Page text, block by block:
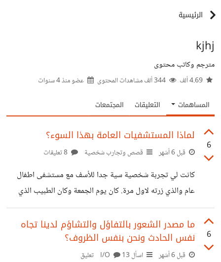
الرئيسية
kjhj
مترجم وكاتب محتوى
عضو منذ4 سنوات
المساهمات التعليقات المجتمعات
6
لماذا المستشفيات العامة بهذا السوء؟
قبل 6 أشهر قصص وتجارب شخصية
كانت لي تجربة شخصية سية جدا للأسف مع مستشفى اطفال
عام والذي زرته لاول مرة. كان يوم الجمعة وكان الطبيب الذي
اتابع لابني عنده غير متاح فأسرعت إلى تلك المستشفى التي من
المفترض مخصصة للأطفال. الحقيقة خرجت كما دخلت ولم أخذ
تشخيص لأسباب الترجيع وارتفاع حرارة الصغير! حتى الطبيب لم
يسألني عن عمره واعطتني موظفة استقبال لبوس ي ولم تسألني
6
ما مصدر الشعور بالتفاؤل والتشاؤم لدينا تجاه
نفس الحادث ونحن بنفس الظروف؟
قبل 6 أشهر اسأل I/O 13 تعليق